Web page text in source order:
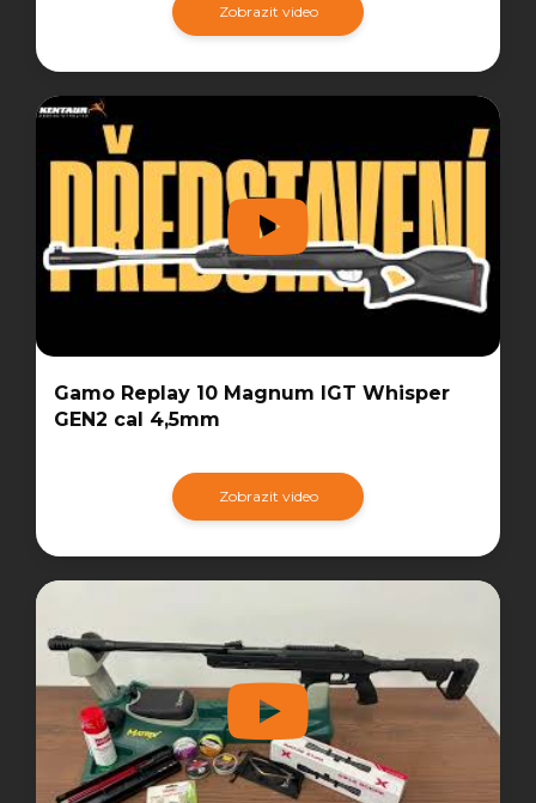
Zobrazit video
Gamo Replay 10 Magnum IGT Whisper
GEN2 cal 4,5mm
Zobrazit video